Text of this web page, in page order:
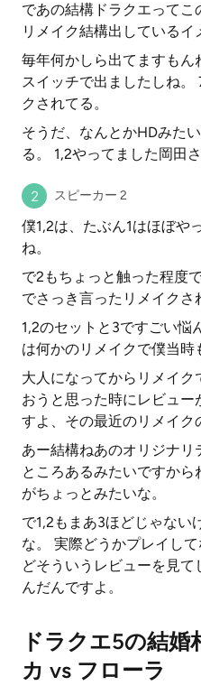
であの結構ドラクエって
リメイク結構出しているイ
毎年何かしら出てますも
スイッチで出ましたしね。
クされてる。
そうだ、なんとかHDみた
る。 1,2やってました岡田さ
スピーカー 2
僕1,2は、たぶん1はほぼや
ね。
で2もちょっと触った程度
でさっき言ったリメイクさ
1,2のセットと3ですごい悩
は何かのリメイクで僕当時
大人になってからリメイ
おうと思った時にレビュ
すよ、その最近のリメイク
あー結構ねあのオリジナ
ところあるみたいですか
がちょっとみたいな。
で1,2もまあ3ほどじゃない
な。 実際どうかプレイし
どそういうレビューを見
んだんですよ。
ドラクエ5の結婚
カ vs フローラ